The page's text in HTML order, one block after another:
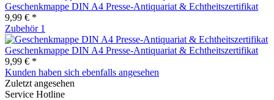
Geschenkmappe DIN A4 Presse-Antiquariat & Echtheitszertifikat
9,99 € *
Zubehör 1
Geschenkmappe DIN A4 Presse-Antiquariat & Echtheitszertifikat
9,99 € *
Kunden haben sich ebenfalls angesehen
Zuletzt angesehen
Service Hotline